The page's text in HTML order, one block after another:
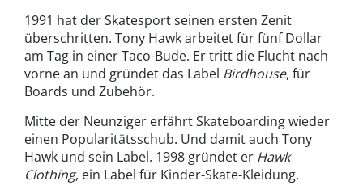
1991 hat der Skatesport seinen ersten Zenit
überschritten. Tony Hawk arbeitet für fünf Dollar
am Tag in einer Taco-Bude. Er tritt die Flucht nach
vorne an und gründet das Label Birdhouse, für
Boards und Zubehör.
Mitte der Neunziger erfährt Skateboarding wieder
einen Popularitätsschub. Und damit auch Tony
Hawk und sein Label. 1998 gründet er Hawk
Clothing, ein Label für Kinder-Skate-Kleidung.